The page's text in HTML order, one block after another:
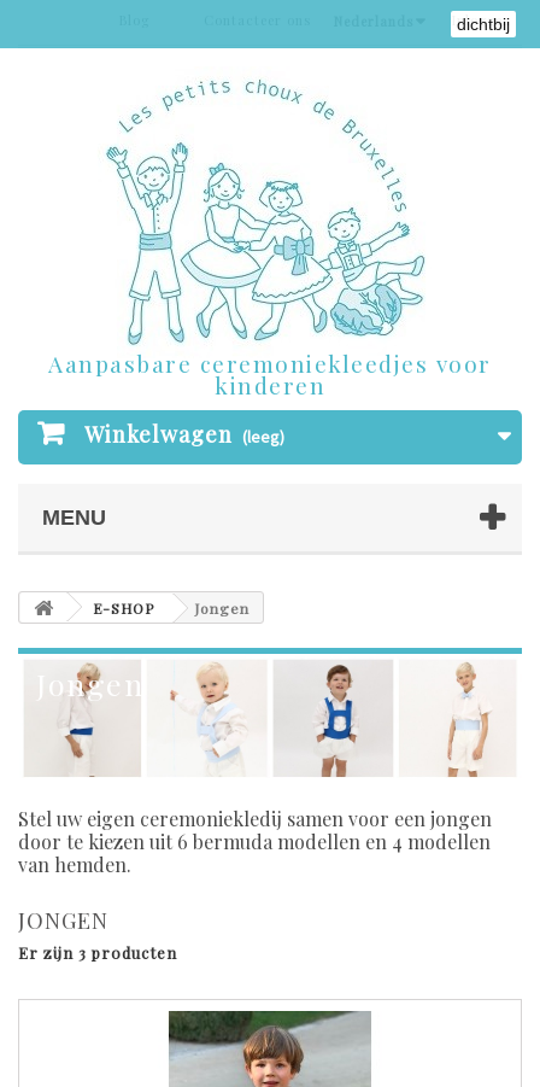
Inloggen
Winkelwagen (leeg)
Aanpasbare ceremoniekleedjes voor
kinderen
MENU
E-SHOP Jongen
Jongen
Stel uw eigen ceremoniekledij samen voor een jongen
door te kiezen uit 6 bermuda modellen en 4 modellen
van hemden.
JONGEN
Er zijn 3 producten
dichtbij